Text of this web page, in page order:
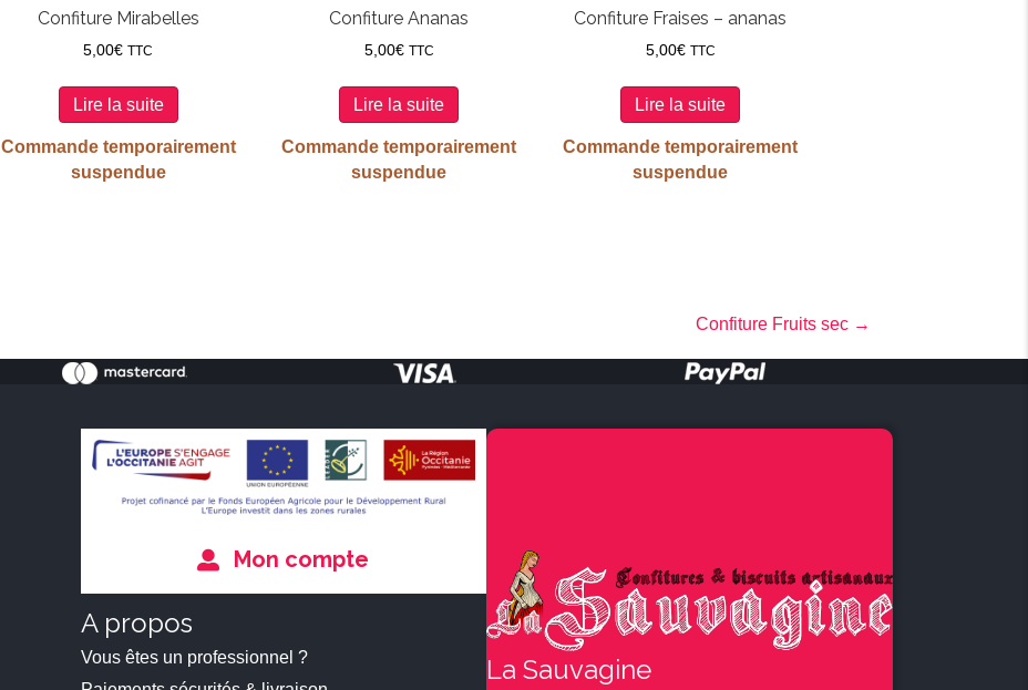
Confiture Mirabelles
5,00€ TTC
Lire la suite
Commande temporairement
suspendue
Confiture Ananas
5,00€ TTC
Lire la suite
Commande temporairement
suspendue
Confiture Fraises – ananas
5,00€ TTC
Lire la suite
Commande temporairement
suspendue
Confiture Fruits sec →
Mon compte
A propos
Vous êtes un professionnel ?
La Sauvagine